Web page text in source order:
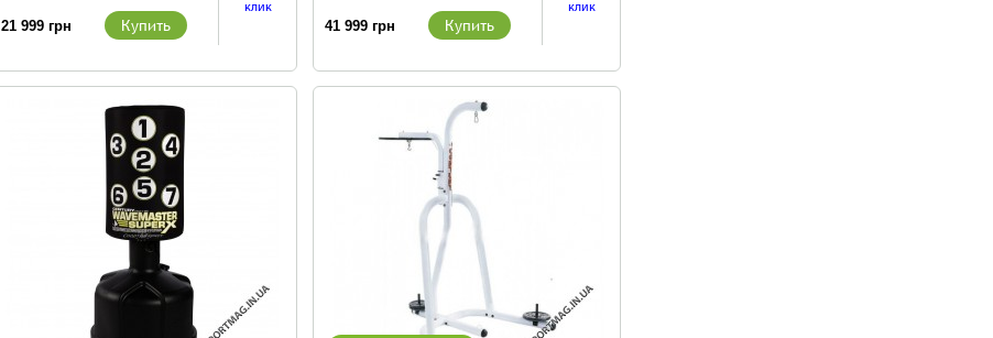
21 999 грн Купить
клик
41 999 грн Купить
клик